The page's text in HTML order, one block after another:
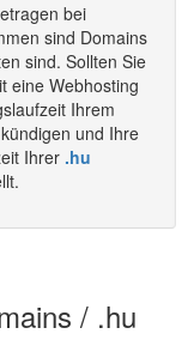
bei
sind Domains
sind. Sollten Sie
eine Webhosting
Ihrem
und Ihre
Ihrer .hu
/ .hu